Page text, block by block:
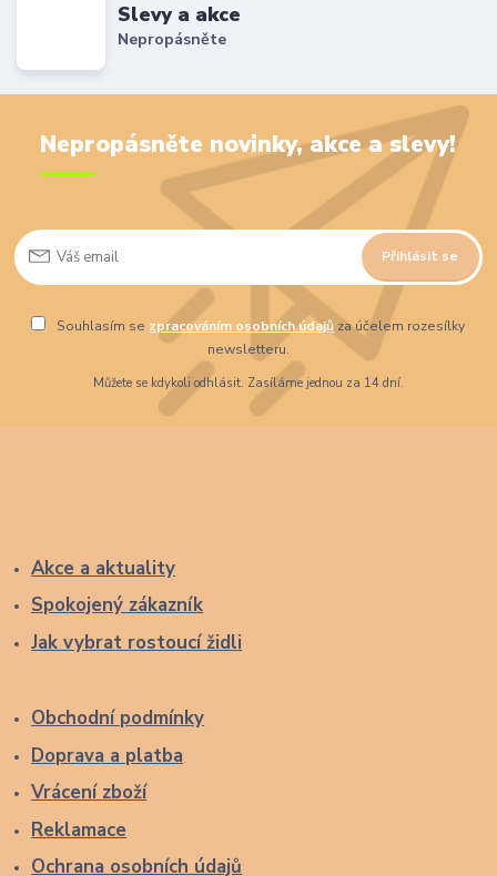
Slevy a akce
Nepropásněte
Nepropásněte novinky, akce a slevy!
Přihlásit se
Souhlasím se zpracováním osobních údajů za účelem rozesílky
newsletteru.
Můžete se kdykoli odhlásit. Zasíláme jednou za 14 dní.
Akce a aktuality
Spokojený zákazník
Jak vybrat rostoucí židli
Obchodní podmínky
Doprava a platba
Vrácení zboží
Reklamace
Ochrana osobních údajů